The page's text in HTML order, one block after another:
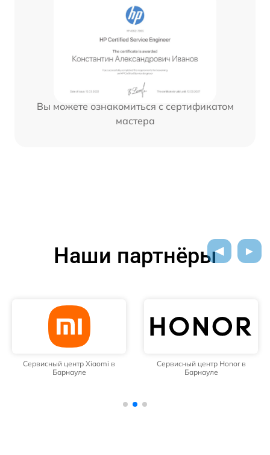
Вы можете ознакомиться с сертификатом
мастера
Наши партнёры
Сервисный центр Xiaomi в
Барнауле
Сервисный центр Honor в
Барнауле